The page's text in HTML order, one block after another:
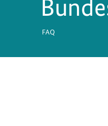
FAQ